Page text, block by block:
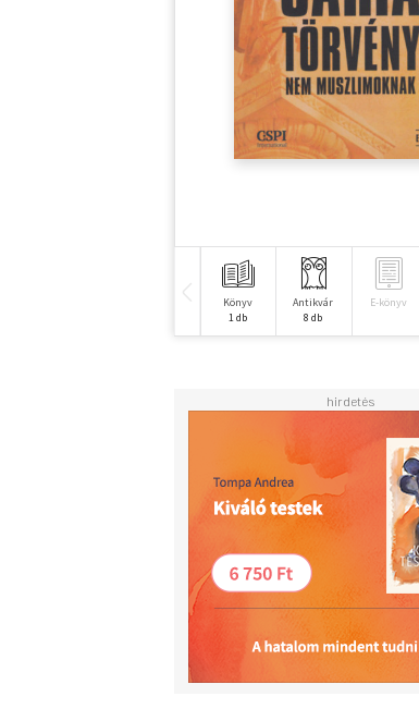
Könyv
1 db
Antikvár
8 db
E-könyv